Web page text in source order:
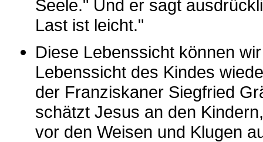
Seele." Und er sagt
Last ist leicht."
Diese Lebenssicht können
Lebenssicht des Kindes
der Franziskaner Siegfried
schätzt Jesus an den
vor den Weisen und Klugen